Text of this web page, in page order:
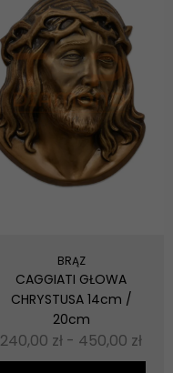
BRĄZ
CAGGIATI GŁOWA
CHRYSTUSA 14cm /
20cm
240,00 zł - 450,00 zł